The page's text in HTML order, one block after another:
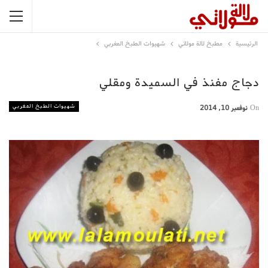
الرئيسية مطبخ لالة مولاتي شهيوات الطبخ المغربي
دجاج مفنذ في السميدة ومقلي
شهيوات الطبخ المغربي On نوفمبر 10, 2014